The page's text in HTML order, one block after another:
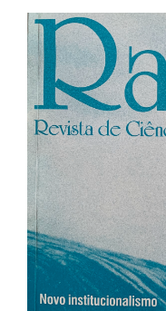
Barra
lateral
de
artigos